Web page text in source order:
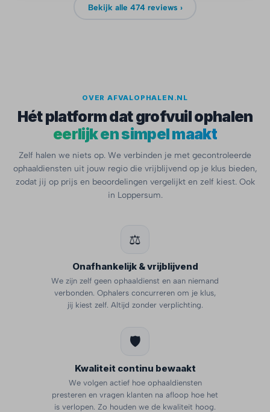
Bekijk alle 474 reviews ›
OVER AFVALOPHALEN.NL
Hét platform dat grofvuil ophalen
eerlijk en simpel maakt
Zelf halen we niets op. We verbinden je met gecontroleerde
ophaaldiensten uit jouw regio die vrijblijvend op je klus bieden,
zodat jij op prijs en beoordelingen vergelijkt en zelf kiest. Ook
in Loppersum.
⚖️
Onafhankelijk & vrijblijvend
We zijn zelf geen ophaaldienst en aan niemand
verbonden. Ophalers concurreren om je klus,
jij kiest zelf. Altijd zonder verplichting.
🛡️
Kwaliteit continu bewaakt
We volgen actief hoe ophaaldiensten
presteren en vragen klanten na afloop hoe het
is verlopen. Zo houden we de kwaliteit hoog.